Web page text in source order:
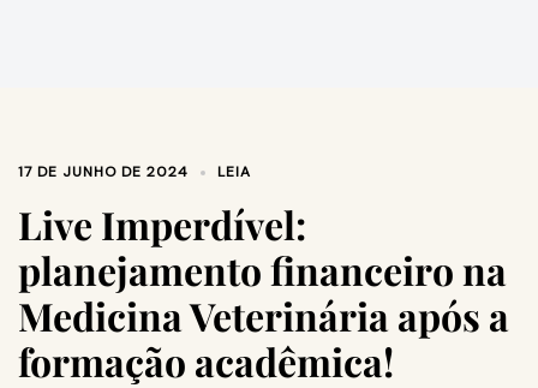
17 DE JUNHO DE 2024 LEIA
Live Imperdível:
planejamento financeiro na
Medicina Veterinária após a
formação acadêmica!